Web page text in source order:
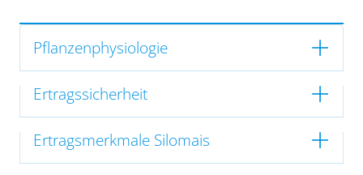
Pflanzenphysiologie
Ertragssicherheit
Ertragsmerkmale Silomais